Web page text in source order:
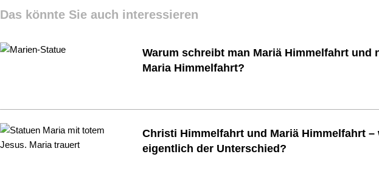
Das könnte Sie auch interessieren
Warum schreibt man Mariä Himmelfahrt und
Maria Himmelfahrt?
Christi Himmelfahrt und Mariä Himmelfahrt –
eigentlich der Unterschied?